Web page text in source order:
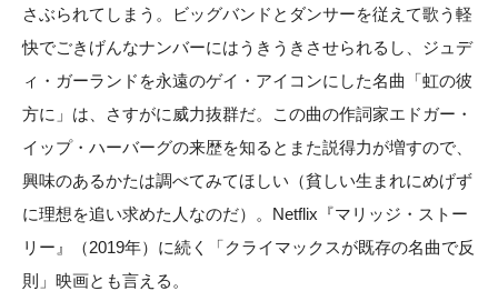
さぶられてしまう。ビッグバンドとダンサーを従えて歌う軽
快でごきげんなナンバーにはうきうきさせられるし、ジュデ
ィ・ガーランドを永遠のゲイ・アイコンにした名曲「虹の彼
方に」は、さすがに威力抜群だ。この曲の作詞家エドガー・
イップ・ハーバーグの来歴を知るとまた説得力が増すので、
興味のあるかたは調べてみてほしい（貧しい生まれにめげず
に理想を追い求めた人なのだ）。Netflix『マリッジ・ストー
リー』（2019年）に続く「クライマックスが既存の名曲で反
則」映画とも言える。